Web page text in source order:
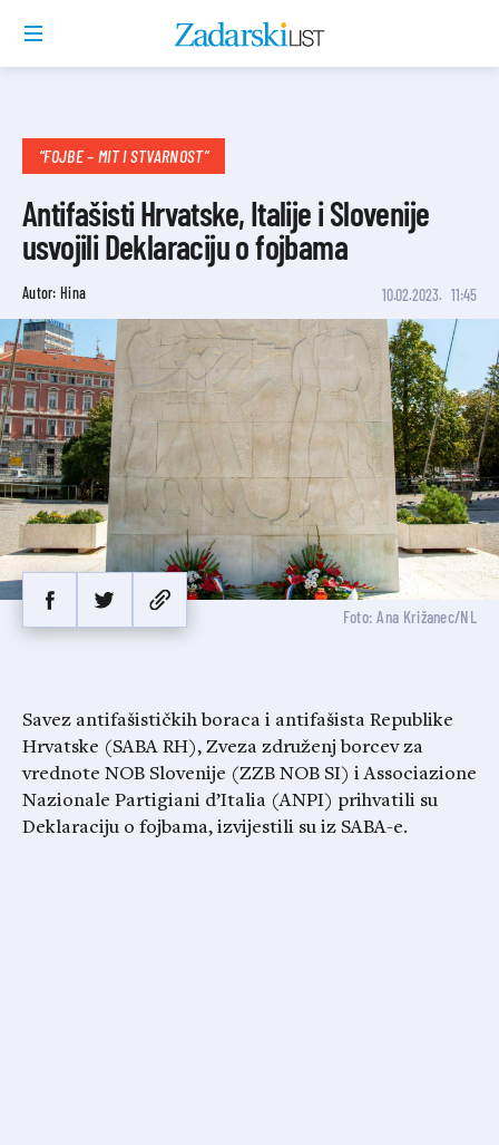
“FOJBE – MIT I STVARNOST”
Antifašisti Hrvatske, Italije i Slovenije
usvojili Deklaraciju o fojbama
Autor: Hina 10.02.2023. 11:45
Foto: Ana Križanec/NL
Savez antifašističkih boraca i antifašista Republike
Hrvatske (SABA RH), Zveza združenj borcev za
vrednote NOB Slovenije (ZZB NOB SI) i Associazione
Nazionale Partigiani d’Italia (ANPI) prihvatili su
Deklaraciju o fojbama, izvijestili su iz SABA-e.